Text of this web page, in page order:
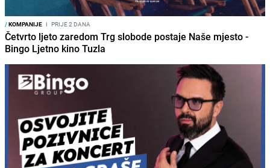
/KOMPANIJE I PRIJE 2 DANA
Četvrto ljeto zaredom Trg slobode postaje Naše mjesto -
Bingo Ljetno kino Tuzla